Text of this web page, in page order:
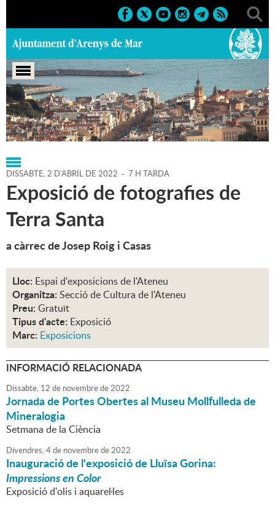
Portada > Regidories > Cultura > Agenda > 02-04-2022
DISSABTE,2 D'ABRIL DE 2022 - 7 H TARDA
Exposició de fotografies de
Terra Santa
a càrrec de Josep Roig i Casas
Lloc: Espai d'exposicions de l'Ateneu
Organitza: Secció de Cultura de l'Ateneu
Preu: Gratuït
Tipus d'acte: Exposició
Marc: Exposicions
INFORMACIÓ RELACIONADA
Dissabte, 12 de novembrede2022
Jornada de Portes Obertes al Museu Mollfulleda de
Mineralogia
Setmana de la Ciència
Divendres,4de novembrede2022
Inauguració de l'exposició de Lluïsa Gorina:
Impressions en Color
Exposició d'olis i aquarel·les